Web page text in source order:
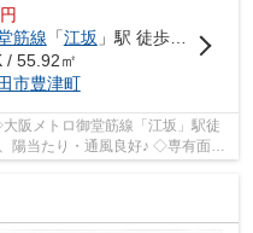
円
筋線 「江坂 」駅 徒歩3分
/ 55.92㎡
市豊津町
メトロ御堂筋線「江坂」駅徒
陽当たり・通風良好♪ ◇専有面積